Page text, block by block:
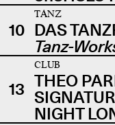
10
TANZ
DAS
Tanz-
13
CLUB
THEO
NIGHT